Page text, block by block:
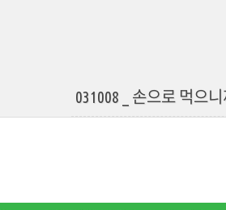
031008 _ 손으로 먹으